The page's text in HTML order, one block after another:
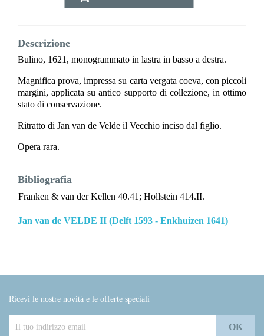
Descrizione
Bulino, 1621, monogrammato in lastra in basso a destra.
Magnifica prova, impressa su carta vergata coeva, con piccoli
margini, applicata su antico supporto di collezione, in ottimo
stato di conservazione.
Ritratto di Jan van de Velde il Vecchio inciso dal figlio.
Opera rara.
Bibliografia
Franken & van der Kellen 40.41; Hollstein 414.II.
Jan van de VELDE II (Delft 1593 - Enkhuizen 1641)
Ricevi le nostre novità e le offerte speciali